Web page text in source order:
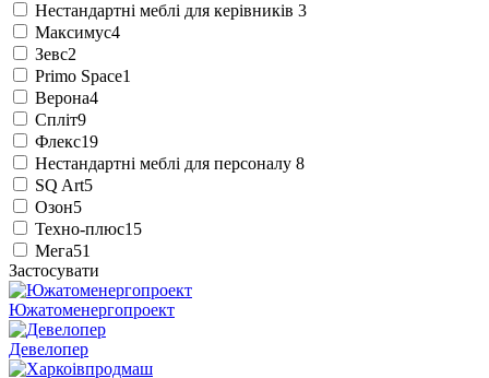
Нестандартні меблі для керівників 3
Максимус4
Зевс2
Primo Space1
Верона4
Спліт9
Флекс19
Нестандартні меблі для персоналу 8
SQ Art5
Озон5
Техно-плюс15
Мега51
Застосувати
Южатоменергопроект
Девелопер